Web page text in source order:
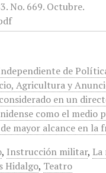
de
Agricultura y
en un
como el medio
mayor alcance en la
, Instrucción militar, La
Hidalgo, Teatro